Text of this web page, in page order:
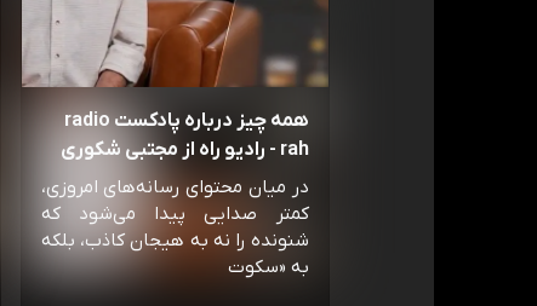
همه چیز درباره پادکست radio
rah - رادیو راه از مجتبی شکوری
در میان محتوای رسانه‌های امروزی،
کمتر صدایی پیدا می‌شود که
شنونده را نه به هیجان کاذب، بلکه
به «سکوت